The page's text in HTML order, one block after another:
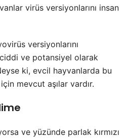
virüs versiyonlarını insan
versiyonlarını
ve potansiyel olarak
ki, evcil hayvanlarda bu
mevcut aşılar vardır.
ve yüzünde parlak kırmızı